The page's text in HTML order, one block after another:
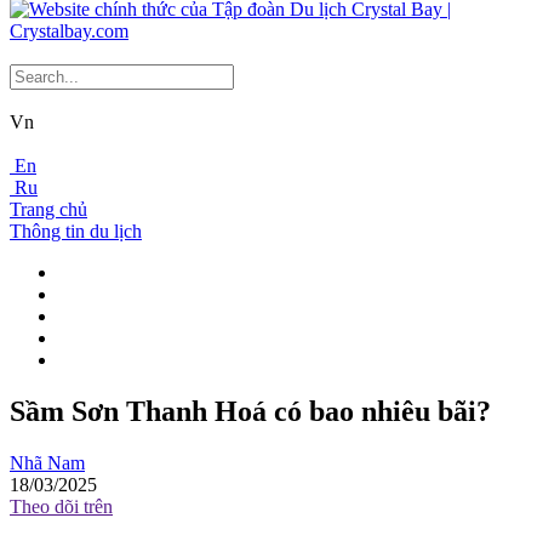
Vn
En
Ru
Trang chủ
Thông tin du lịch
Sầm Sơn Thanh Hoá có bao nhiêu bãi?
Nhã Nam
18/03/2025
Theo dõi trên